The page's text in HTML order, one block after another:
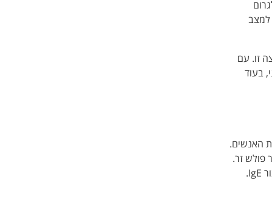
למצב
זו. עם
בעוד
האנשים.
פולש זר.
חומר זה נקרא אלרגן. מערכת החיסון מגיבה בצורה מוגזמת לאלרגן על ידי כך שהיא מייצרת חלבונים - נוגדנים אימונוגלובולינים מסוג E, או בקיצור IgE.